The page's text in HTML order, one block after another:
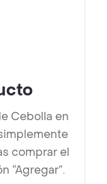
Cebolla en
comprar el
“Agregar”.